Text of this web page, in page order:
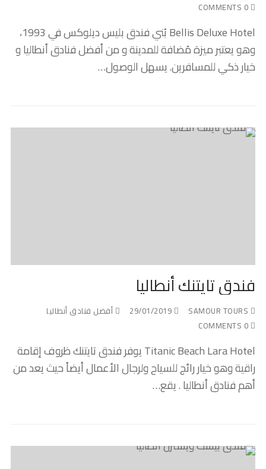
Bellis Deluxe Hotel بُني فندق بليس ديلوكس في 1993،
وهو يعتبر ميزة مُضافة للمدينة و من أفضل فنادق أنطاليا و
خيار ذكي للمسافرين. يسهل الوصول…
فندق تايتنك أنطاليا
29/01/2019
أفضل فنادق أنطاليا
Titanic Beach Lara Hotel يوفر فندق تايتنك ظروف إقامة
راقية وهو خيار رائج للسياح ولرجال الأعمال أيضاً حيث يعد من
أهم فنادق أنطاليا . يقع…